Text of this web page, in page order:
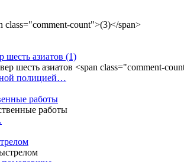
шесть азиатов (1)
полицией…
работы